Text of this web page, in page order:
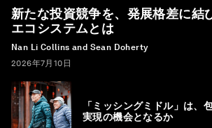
新たな投資競争を、発展格差に結
エコシステムとは
Nan Li Collins and Sean Doherty
2026年7月10日
「ミッシングミドル」は、
実現の機会となるか